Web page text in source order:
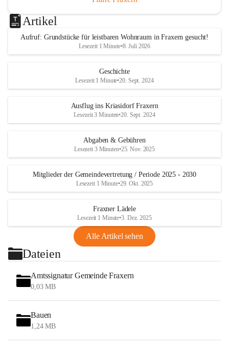
Artikel
Aufruf: Grundstücke für leistbaren Wohnraum in Fraxern gesucht!
Lesezeit 1 Minute•8. Juli 2026
Geschichte
Lesezeit 1 Minute•20. Sept. 2024
Ausflug ins Kriasidorf Fraxern
Lesezeit 3 Minuten•20. Sept. 2024
Abgaben & Gebühren
Lesezeit 3 Minuten•25. Nov. 2025
Mitglieder der Gemeindevertretung / Periode 2025 - 2030
Lesezeit 1 Minute•29. Okt. 2025
Fraxner Lädele
Lesezeit 1 Minute•3. Dez. 2025
Alle Artikel sehen
Dateien
Amtssignatur Gemeinde Fraxern
0,03 MB
Bauen
1,24 MB